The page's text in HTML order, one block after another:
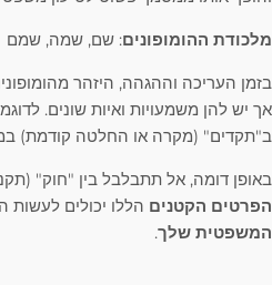
מלכודת ההומופונים: שם, שמה, שמם
בזמן העריכה וההגהה, היזהר
אך יש להן משמעויות ואיות שונים.
ב"תקדים" (מקרה או החלטה קודמת)
באופן דומה, אל תתבלבל בין "חוק"
הפרטים הקטנים הללו יכולים לעשות
המשפטית שלך.